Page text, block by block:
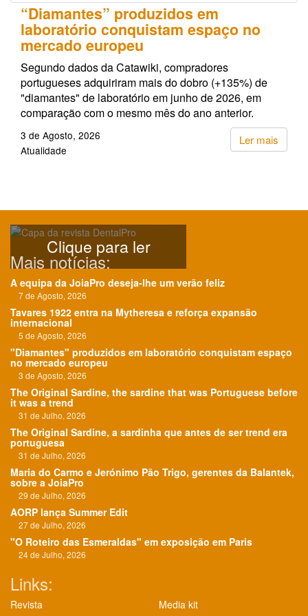
“Diamantes” produzidos em
laboratório conquistam espaço no
mercado europeu
Segundo dados da Catawiki, compradores
portugueses adquiriram mais do dobro (+135%) de
"diamantes" de laboratório em junho de 2026, em
comparação com o mesmo mês do ano anterior.
Ler mais
3 de Agosto, 2026
Atualidade
Clique para ler
Mais notícias:
A equipa da JoiaPro deseja-lhe um verão feliz
7 de Agosto, 2026
Tavares 1922 entra na Mytheresa e reforça expansão
internacional
5 de Agosto, 2026
"Diamantes" produzidos em laboratório conquistam espaço
no mercado europeu
3 de Agosto, 2026
The Original Sardine, the sardine that was Portuguese before
it was a trend
31 de Julho, 2026
The Original Sardine, a sardinha que antes de ser trend era
portuguesa
31 de Julho, 2026
Maria do Carmo e Jerónimo Pão Trigo, gerentes da Balantek,
sobre a JoiaPro
29 de Julho, 2026
AORP lança Summer Edit
27 de Julho, 2026
"O Roteiro das Esmeraldas" em exposição em Paris
24 de Julho, 2026
Links:
Revista Media kit